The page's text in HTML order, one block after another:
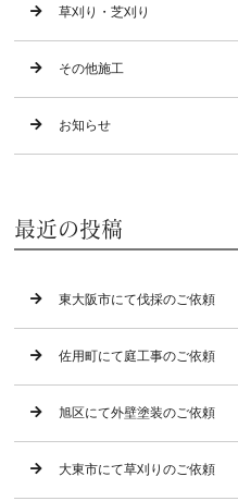
草刈り・芝刈り
その他施工
お知らせ
最近の投稿
東大阪市にて伐採のご依頼
佐用町にて庭工事のご依頼
旭区にて外壁塗装のご依頼
大東市にて草刈りのご依頼